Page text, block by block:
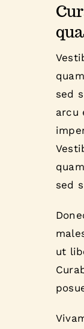
sed
arcu
sed
ut